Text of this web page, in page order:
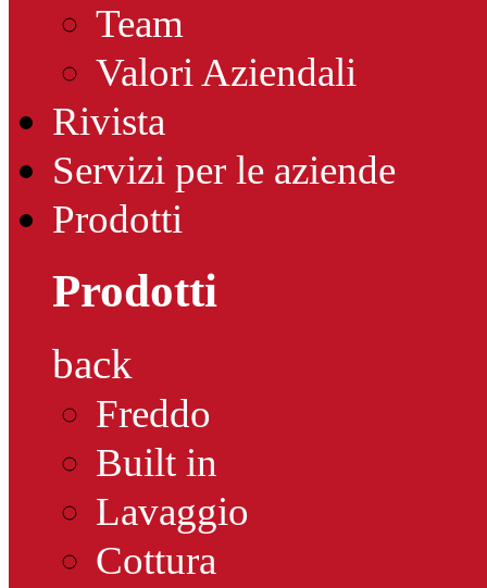
Team
Valori Aziendali
Rivista
Servizi per le aziende
Prodotti
Prodotti
back
Freddo
Built in
Lavaggio
Cottura